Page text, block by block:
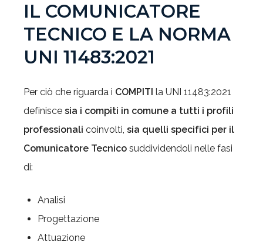
IL COMUNICATORE
TECNICO E LA NORMA
UNI 11483:2021
Per ciò che riguarda i COMPITI la UNI 11483:2021
definisce sia i compiti in comune a tutti i profili
professionali coinvolti, sia quelli specifici per il
Comunicatore Tecnico suddividendoli nelle fasi
di:
Analisi
Progettazione
Attuazione